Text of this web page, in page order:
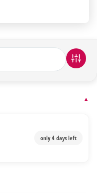
▼
only 4 days left